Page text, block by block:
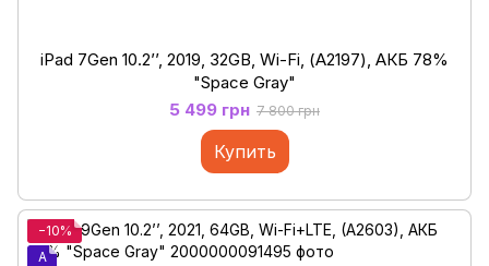
iPad 7Gen 10.2’’, 2019, 32GB, Wi-Fi, (А2197), АКБ 78%
"Space Gray"
5 499 грн 7 800 грн
Купить
−10%
A